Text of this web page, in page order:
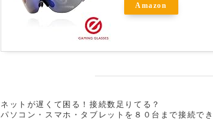
Amazon
ネットが遅くて困る！接続数足りてる？
パソコン・スマホ・タブレットを８０台まで接続でき